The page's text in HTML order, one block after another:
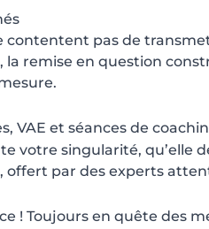
pas de
la remise en question
VAE et séances de
votre singularité, qu’elle
offert par des experts
! Toujours en quête des